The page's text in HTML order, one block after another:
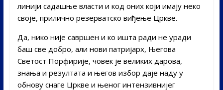
линији садашње власти и код оних који имају неко
своје, прилично резерватско виђење Цркве.
Да, нико није савршен и ко ишта ради не уради
баш све добро, али нови патријарх, Његова
Светост Порфирије, човек је великих дарова,
знања и резултата и његов избор даје наду у
обнову снаге Цркве и њеног интензивнијег